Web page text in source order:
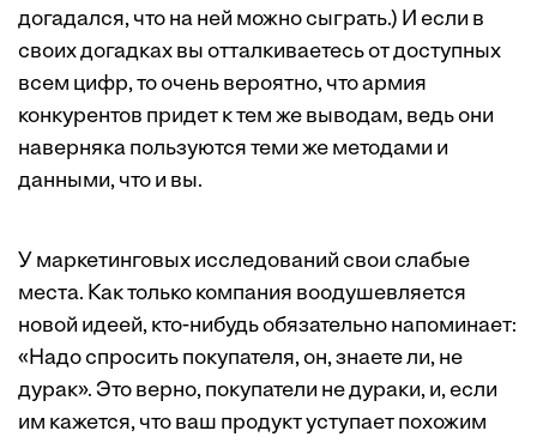
догадался, что на ней можно сыграть.) И если в
своих догадках вы отталкиваетесь от доступных
всем цифр, то очень вероятно, что армия
конкурентов придет к тем же выводам, ведь они
наверняка пользуются теми же методами и
данными, что и вы.
У маркетинговых исследований свои слабые
места. Как только компания воодушевляется
новой идеей, кто-нибудь обязательно напоминает:
«Надо спросить покупателя, он, знаете ли, не
дурак». Это верно, покупатели не дураки, и, если
им кажется, что ваш продукт уступает похожим